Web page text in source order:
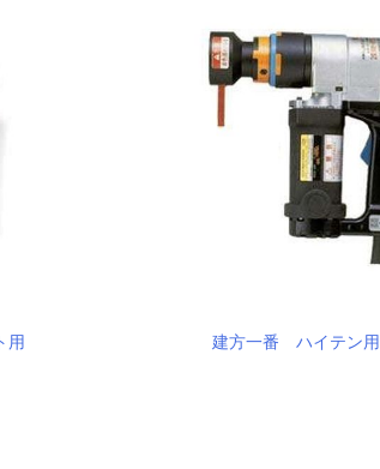
用 建方一番 ハイテン用